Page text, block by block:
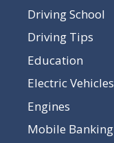
Driving School
Driving Tips
Education
Electric Vehicles
Engines
Mobile Banking